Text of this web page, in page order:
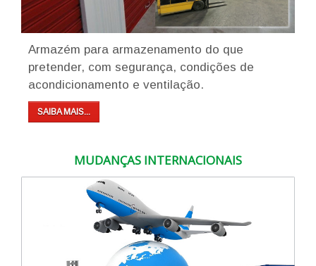
Armazém para armazenamento do que
pretender, com segurança, condições de
acondicionamento e ventilação.
SAIBA MAIS...
MUDANÇAS INTERNACIONAIS